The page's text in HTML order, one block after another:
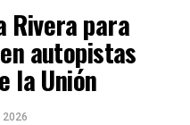
Rivera para
autopistas
la Unión
2026